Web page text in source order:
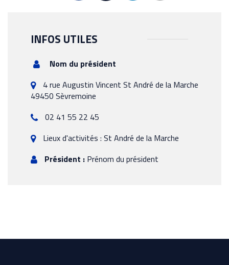
INFOS UTILES
Nom du président
4 rue Augustin Vincent St André de la Marche
49450 Sèvremoine
02 41 55 22 45
Lieux d'activités : St André de la Marche
Président : Prénom du président